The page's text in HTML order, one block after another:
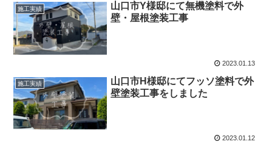
施工実績
山口市Y様邸にて無機塗料で外
壁・屋根塗装工事
2023.01.13
施工実績
山口市H様邸にてフッソ塗料で外
壁塗装工事をしました
2023.01.12